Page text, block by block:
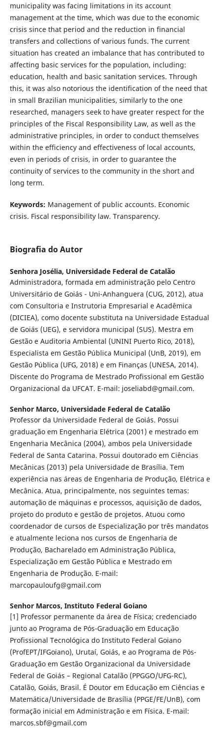
municipality was facing limitations in its account
management at the time, which was due to the economic
crisis since that period and the reduction in financial
transfers and collections of various funds. The current
situation has created an imbalance that has contributed to
affecting basic services for the population, including:
education, health and basic sanitation services. Through
this, it was also notorious the identification of the need that
in small Brazilian municipalities, similarly to the one
researched, managers seek to have greater respect for the
principles of the Fiscal Responsibility Law, as well as the
administrative principles, in order to conduct themselves
within the efficiency and effectiveness of local accounts,
even in periods of crisis, in order to guarantee the
continuity of services to the community in the short and
long term.
Keywords: Management of public accounts. Economic
crisis. Fiscal responsibility law. Transparency.
Biografia do Autor
Senhora Josélia, Universidade Federal de Catalão
Administradora, formada em administração pelo Centro
Universitário de Goiás - Uni-Anhanguera (CUG, 2012), atua
com Consultoria e Instrutoria Empresarial e Acadêmica
(DICIEA), como docente substituta na Universidade Estadual
de Goiás (UEG), e servidora municipal (SUS). Mestra em
Gestão e Auditoria Ambiental (UNINI Puerto Rico, 2018),
Especialista em Gestão Pública Municipal (UnB, 2019), em
Gestão Pública (UFG, 2018) e em Finanças (UNESA, 2014).
Discente do Programa de Mestrado Profissional em Gestão
Organizacional da UFCAT. E-mail: joseliabd@gmail.com.
Senhor Marco, Universidade Federal de Catalão
Professor da Universidade Federal de Goiás. Possui
graduação em Engenharia Elétrica (2001) e mestrado em
Engenharia Mecânica (2004), ambos pela Universidade
Federal de Santa Catarina. Possui doutorado em Ciências
Mecânicas (2013) pela Universidade de Brasília. Tem
experiência nas áreas de Engenharia de Produção, Elétrica e
Mecânica. Atua, principalmente, nos seguintes temas:
automação de máquinas e processos, aquisição de dados,
projeto do produto e gestão de projetos. Atuou como
coordenador de cursos de Especialização por três mandatos
e atualmente leciona nos cursos de Engenharia de
Produção, Bacharelado em Administração Pública,
Especialização em Gestão Pública e Mestrado em
Engenharia de Produção. E-mail:
marcopauloufg@gmail.com
Senhor Marcos, Instituto Federal Goiano
[1] Professor permanente da área de Física; credenciado
junto ao Programa de Pós-Graduação em Educação
Profissional Tecnológica do Instituto Federal Goiano
(ProfEPT/IFGoiano), Urutaí, Goiás, e ao Programa de Pós-
Graduação em Gestão Organizacional da Universidade
Federal de Goiás – Regional Catalão (PPGGO/UFG-RC),
Catalão, Goiás, Brasil. É Doutor em Educação em Ciências e
Matemática/Universidade de Brasília (PPGE/FE/UnB), com
formação inicial em Administração e em Física. E-mail:
marcos.sbf@gmail.com